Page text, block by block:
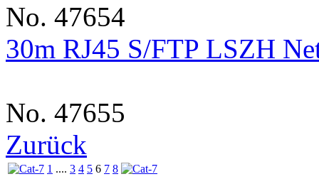
No. 47654
30m RJ45 S/FTP LSZH
No. 47655
Zurück
1 .... 3 4 5 6 7 8